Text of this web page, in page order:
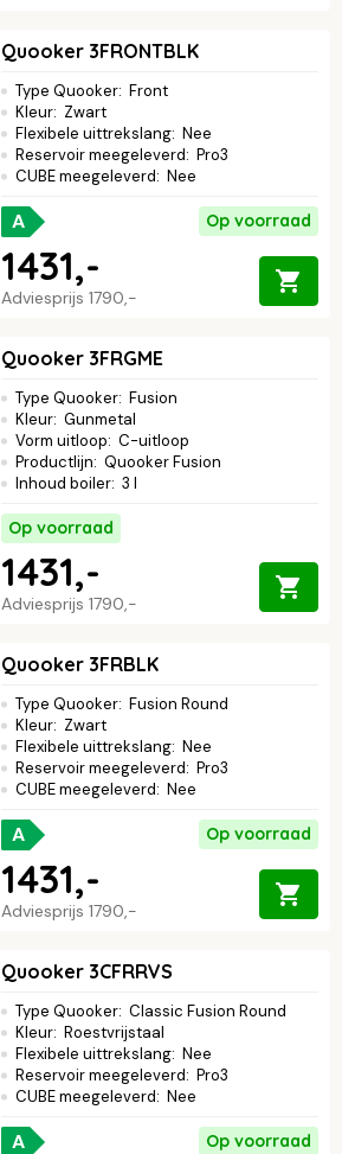
Quooker 3FRONTBLK
Type Quooker: Front
Kleur: Zwart
Flexibele uittrekslang: Nee
Reservoir meegeleverd: Pro3
CUBE meegeleverd: Nee
A Op voorraad
Adviesprijs 1790,-
1431,-
Quooker 3FRGME
Type Quooker: Fusion
Kleur: Gunmetal
Vorm uitloop: C-uitloop
Productlijn: Quooker Fusion
Inhoud boiler: 3 l
Op voorraad
Adviesprijs 1790,-
1431,-
Quooker 3FRBLK
Type Quooker: Fusion Round
Kleur: Zwart
Flexibele uittrekslang: Nee
Reservoir meegeleverd: Pro3
CUBE meegeleverd: Nee
A Op voorraad
Adviesprijs 1790,-
1431,-
Quooker 3CFRRVS
Type Quooker: Classic Fusion Round
Kleur: Roestvrijstaal
Flexibele uittrekslang: Nee
Reservoir meegeleverd: Pro3
CUBE meegeleverd: Nee
A Op voorraad